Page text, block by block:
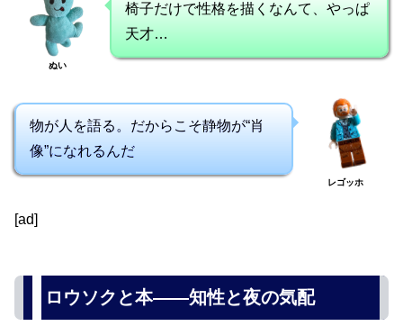
ぬい
椅子だけで性格を描くなんて、やっぱ
天才…
物が人を語る。だからこそ静物が“肖
像”になれるんだ
レゴッホ
[ad]
ロウソクと本――知性と夜の気配